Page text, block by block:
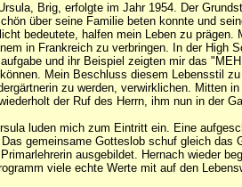
Brig, erfolgte im Jahr 1954. Der
über seine Familie beten konnte und
bedeutete, halfen mein Leben zu
in Frankreich zu verbringen. In der High
und ihr Beispiel zeigten mir das
Mein Beschluss diesem Lebensstil
zu werden, verwirklichen. Mitten
der Ruf des Herrn, ihm nun in der
luden mich zum Eintritt ein. Eine
gemeinsame Gotteslob schuf gleich das
ausgebildet. Hernach wieder
viele echte Werte mit auf den